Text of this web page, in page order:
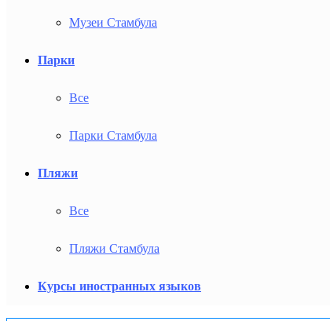
Музеи Стамбула
Парки
Все
Парки Стамбула
Пляжи
Все
Пляжи Стамбула
Курсы иностранных языков